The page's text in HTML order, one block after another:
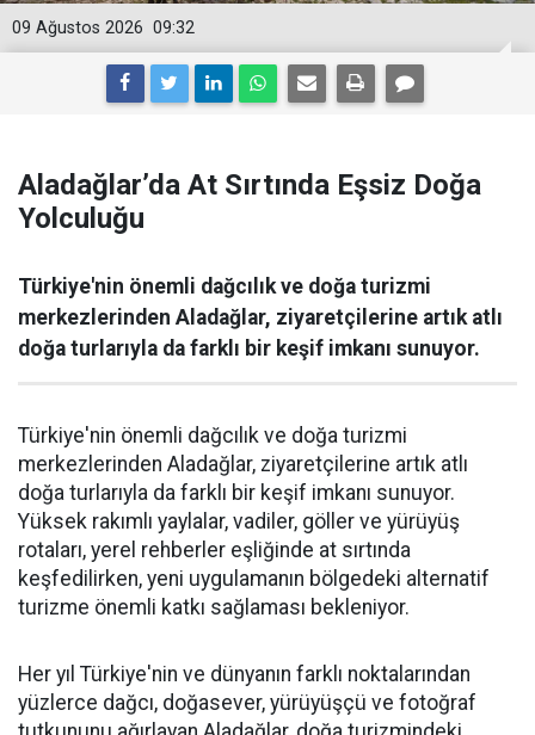
09:32
09 Ağustos 2026
Aladağlar’da At Sırtında Eşsiz Doğa
Yolculuğu
Türkiye'nin önemli dağcılık ve doğa turizmi
merkezlerinden Aladağlar, ziyaretçilerine artık atlı
doğa turlarıyla da farklı bir keşif imkanı sunuyor.
Türkiye'nin önemli dağcılık ve doğa turizmi
merkezlerinden Aladağlar, ziyaretçilerine artık atlı
doğa turlarıyla da farklı bir keşif imkanı sunuyor.
Yüksek rakımlı yaylalar, vadiler, göller ve yürüyüş
rotaları, yerel rehberler eşliğinde at sırtında
keşfedilirken, yeni uygulamanın bölgedeki alternatif
turizme önemli katkı sağlaması bekleniyor.
Her yıl Türkiye'nin ve dünyanın farklı noktalarından
yüzlerce dağcı, doğasever, yürüyüşçü ve fotoğraf